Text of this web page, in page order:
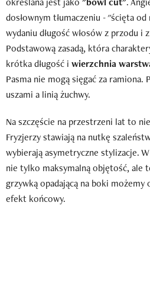
dosłownym tłumaczeniu - "ścięta
wydaniu długość włosów z przodu i
Podstawową zasadą, która
krótka długość i wierzchnia
Pasma nie mogą sięgać za ramiona.
uszami a linią żuchwy.
Na szczęście na przestrzeni lat to
Fryzjerzy stawiają na nutkę
wybierają asymetryczne stylizacje.
nie tylko maksymalną objętość, ale
grzywką opadającą na boki
efekt końcowy.